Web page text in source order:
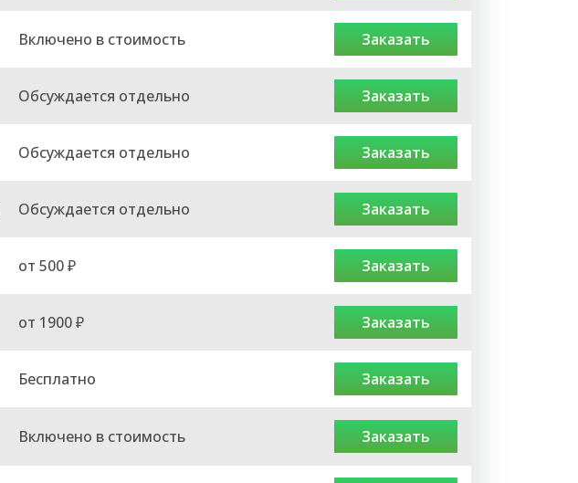
Включено в стоимость заказать
Обсуждается отдельно заказать
Обсуждается отдельно заказать
Обсуждается отдельно заказать
от 500 ₽ заказать
от 1900 ₽ заказать
Бесплатно заказать
Включено в стоимость заказать